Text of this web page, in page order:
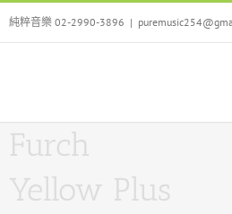
Skip
content
純粹音樂 02-2990-3896 |
Furch
Yellow Plus